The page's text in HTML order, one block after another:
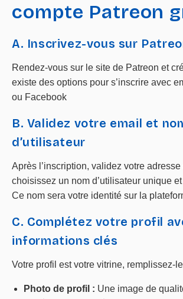
compte Patreon
A. Inscrivez-vous sur
Rendez-vous sur le site de Patreon et
existe des options pour s’inscrire avec
ou Facebook
B. Validez votre email et
d’utilisateur
Après l’inscription, validez votre
choisissez un nom d’utilisateur unique
Ce nom sera votre identité sur la
C. Complétez votre profil
informations clés
Votre profil est votre vitrine, remplissez-
Photo de profil : Une image de